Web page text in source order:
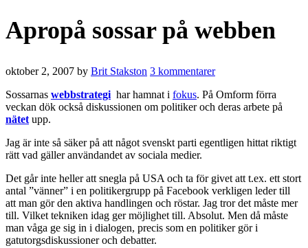
Apropå sossar på webben
oktober 2, 2007 by Brit Stakston 3 kommentarer
Sossarnas webbstrategi har hamnat i fokus. På Omform förra
veckan dök också diskussionen om politiker och deras arbete på
nätet upp.
Jag är inte så säker på att något svenskt parti egentligen hittat riktigt
rätt vad gäller användandet av sociala medier.
Det går inte heller att snegla på USA och ta för givet att t.ex. ett stort
antal ”vänner” i en politikergrupp på Facebook verkligen leder till
att man gör den aktiva handlingen och röstar. Jag tror det måste mer
till. Vilket tekniken idag ger möjlighet till. Absolut. Men då måste
man våga ge sig in i dialogen, precis som en politiker gör i
gatutorgsdiskussioner och debatter.